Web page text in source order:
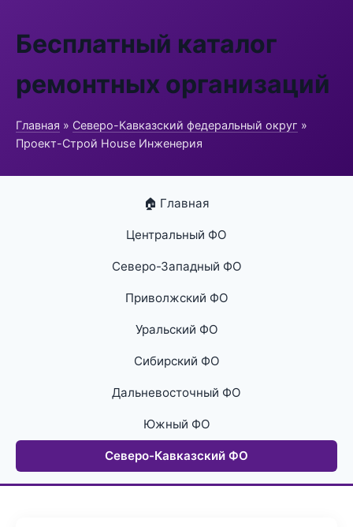
Бесплатный каталог
ремонтных организаций
Главная » Северо-Кавказский федеральный округ »
Проект-Строй House Инженерия
🏠 Главная
Центральный ФО
Северо-Западный ФО
Приволжский ФО
Уральский ФО
Сибирский ФО
Дальневосточный ФО
Южный ФО
Северо-Кавказский ФО